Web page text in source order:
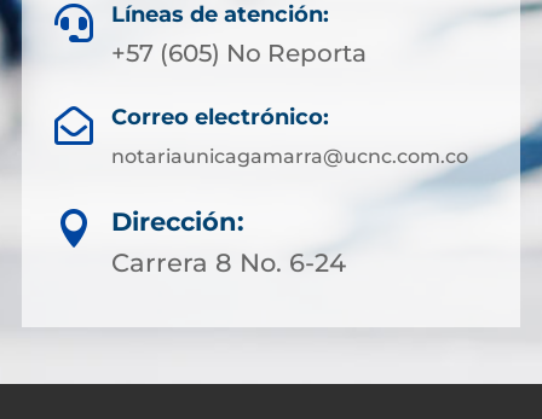
 Líneas de atención:
+57 (605) No Reporta
 Correo electrónico:
notariaunicagamarra@ucnc.com.co

Dirección:
Carrera 8 No. 6-24